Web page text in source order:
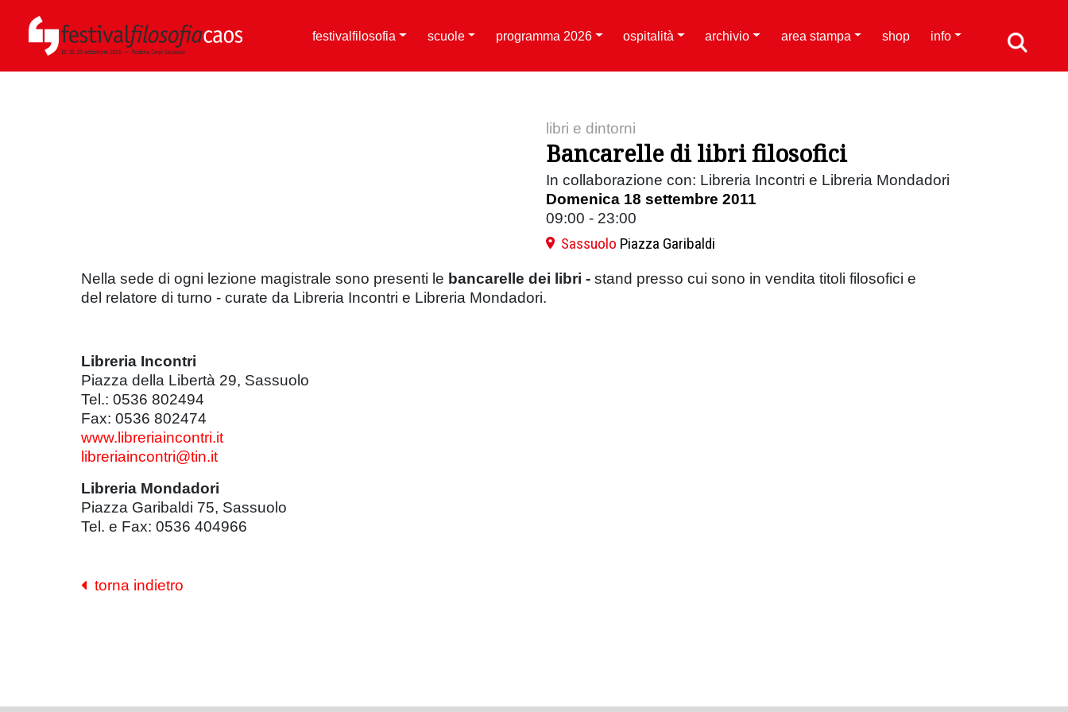
festivalfilosofia scuole programma 2026 ospitalità archivio area stampa shop info
libri e dintorni
Bancarelle di libri filosofici
In collaborazione con: Libreria Incontri e Libreria Mondadori
Domenica 18 settembre 2011
09:00 - 23:00
Sassuolo Piazza Garibaldi
Nella sede di ogni lezione magistrale sono presenti le bancarelle dei libri - stand presso cui sono in vendita titoli filosofici e
del relatore di turno - curate da Libreria Incontri e Libreria Mondadori.
Libreria Incontri
Piazza della Libertà 29, Sassuolo
Tel.: 0536 802494
Fax: 0536 802474
www.libreriaincontri.it
libreriaincontri@tin.it
Libreria Mondadori
Piazza Garibaldi 75, Sassuolo
Tel. e Fax: 0536 404966
torna indietro